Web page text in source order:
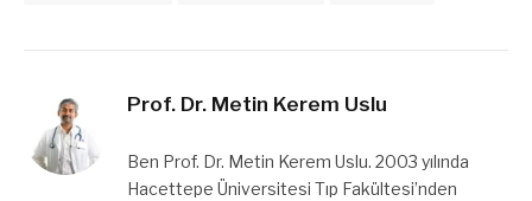
Prof. Dr. Metin Kerem Uslu
Ben Prof. Dr. Metin Kerem Uslu. 2003 yılında
Hacettepe Üniversitesi Tıp Fakültesi’nden